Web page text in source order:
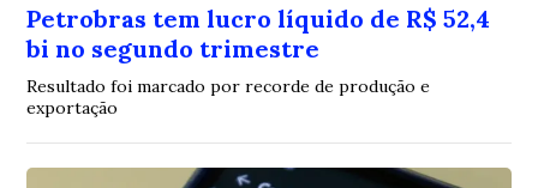
Petrobras tem lucro líquido de R$ 52,4
bi no segundo trimestre
Resultado foi marcado por recorde de produção e
exportação